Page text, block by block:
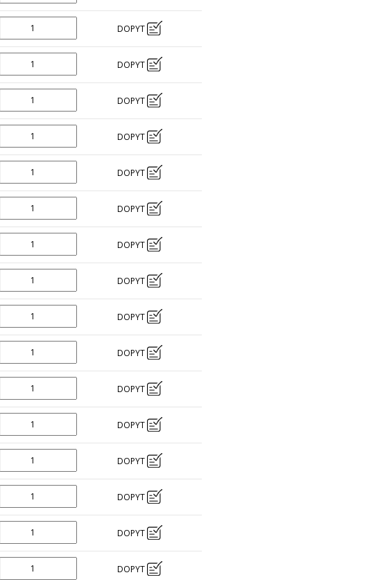
DOPYT
DOPYT
DOPYT
DOPYT
DOPYT
DOPYT
DOPYT
DOPYT
DOPYT
DOPYT
DOPYT
DOPYT
DOPYT
DOPYT
DOPYT
DOPYT